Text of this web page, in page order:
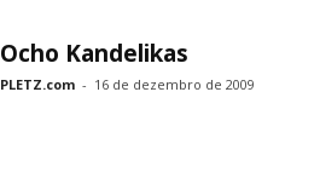
Ocho Kandelikas
PLETZ.com - 16 de dezembro de 2009